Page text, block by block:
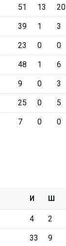
51 13 20
39 1 3
23 0 0
48 1 6
9 0 3
25 0 5
7 0 0
И Ш
4 2
33 9